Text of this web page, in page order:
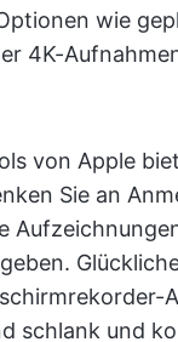
wie
4K-
von Apple
Sie an
schlank und